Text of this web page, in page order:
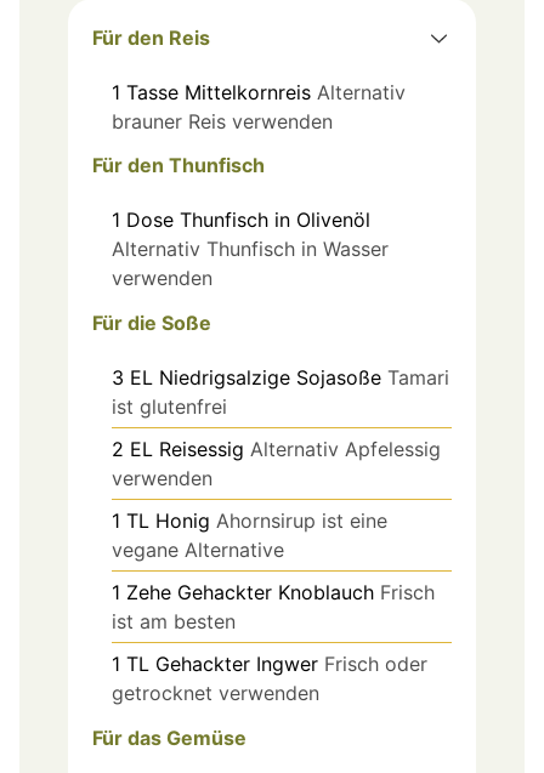
Für den Reis
1 Tasse Mittelkornreis Alternativ
brauner Reis verwenden
Für den Thunfisch
1 Dose Thunfisch in Olivenöl
Alternativ Thunfisch in Wasser
verwenden
Für die Soße
3 EL Niedrigsalzige Sojasoße Tamari
ist glutenfrei
2 EL Reisessig Alternativ Apfelessig
verwenden
1 TL Honig Ahornsirup ist eine
vegane Alternative
1 Zehe Gehackter Knoblauch Frisch
ist am besten
1 TL Gehackter Ingwer Frisch oder
getrocknet verwenden
Für das Gemüse